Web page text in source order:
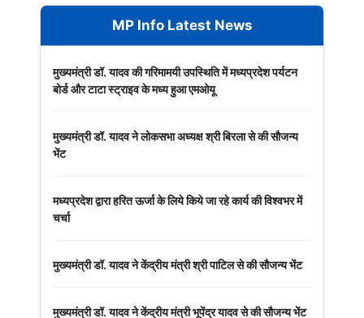
MP Info Latest News
मुख्यमंत्री डॉ. यादव की गरिमामयी उपस्थिति में मध्यप्रदेश पर्यटन
बोर्ड और टाटा स्ट्राइव के मध्य हुआ एमओयू
मुख्यमंत्री डॉ. यादव ने लोकसभा अध्यक्ष श्री बिरला से की सौजन्य
भेंट
मध्यप्रदेश द्वारा हरित ऊर्जा के लिये किये जा रहे कार्य की विश्वभर में
चर्चा
मुख्यमंत्री डॉ. यादव ने केंद्रीय मंत्री श्री पाटिल से की सौजन्य भेंट
मुख्यमंत्री डॉ. यादव ने केंद्रीय मंत्री भूपेंद्र यादव से की सौजन्य भेंट